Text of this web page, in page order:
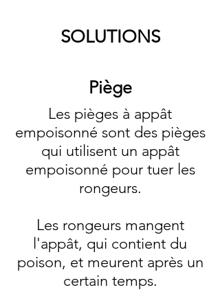
SOLUTIONS
Piège
Les pièges à appât
empoisonné sont des pièges
qui utilisent un appât
empoisonné pour tuer les
rongeurs.
Les rongeurs mangent
l'appât, qui contient du
poison, et meurent après un
certain temps.